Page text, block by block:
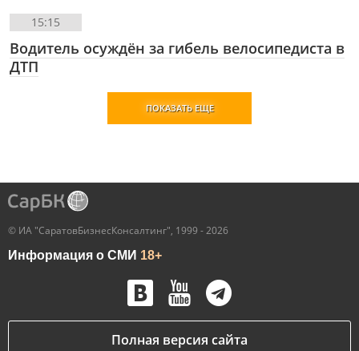
15:15
Водитель осуждён за гибель велосипедиста в
ДТП
ПОКАЗАТЬ ЕЩЕ
© ИА "СаратовБизнесКонсалтинг", 1999 - 2026
Информация о СМИ 18+
Полная версия сайта